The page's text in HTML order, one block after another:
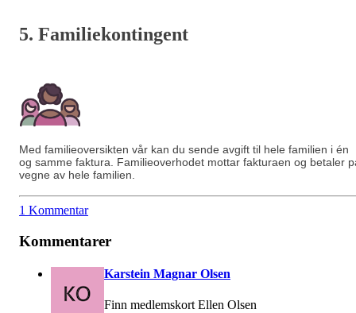
5. Familiekontingent
Med familieoversikten vår kan du sende avgift til hele familien i én
og samme faktura. Familieoverhodet mottar fakturaen og betaler
vegne av hele familien.
1 Kommentar
Kommentarer
Karstein Magnar Olsen
Finn medlemskort Ellen Olsen